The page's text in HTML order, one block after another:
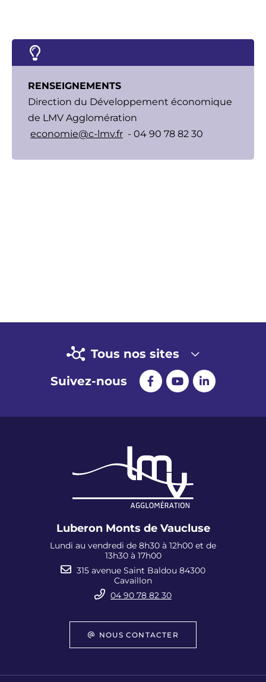
RENSEIGNEMENTS
Direction du Développement économique
de LMV Agglomération
economie@c-lmv.fr - 04 90 78 82 30
Tous nos sites
Suivez-nous
Luberon Monts de Vaucluse
Lundi au vendredi de 8h30 à 12h00 et de
13h30 à 17h00
315 avenue Saint Baldou 84300
Cavaillon
04 90 78 82 30
NOUS CONTACTER